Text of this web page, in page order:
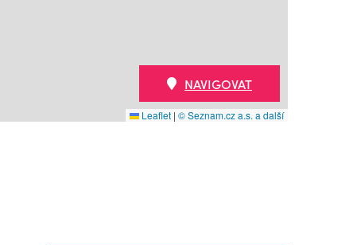
Leaflet | © Seznam.cz a.s. a další
NAVIGOVAT